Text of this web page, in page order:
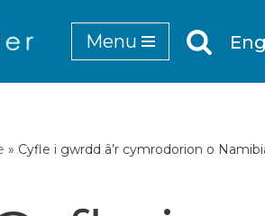
Menu
» Cyfle i gwrdd â’r cymrodorion o